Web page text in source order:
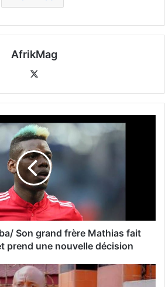
AfrikMag
Son grand frère Mathias fait
prend une nouvelle décision